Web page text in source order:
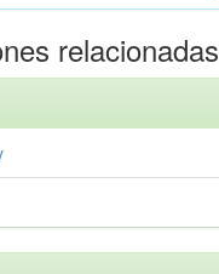
relacionadas